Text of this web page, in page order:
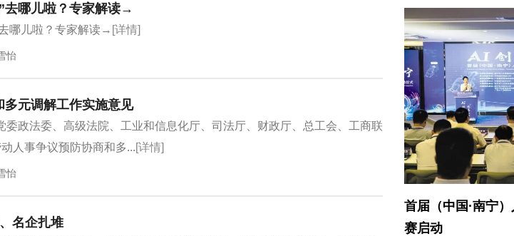
去哪儿啦？专家解读→
去哪儿啦？专家解读→ [详情]
怡
多元调解工作实施意见
委政法委、高级法院、工业和信息化厅、司法厅、财政厅、总工会、工商联
人事争议预防协商和多...[详情]
怡
名企扎堆
首届（中国·南宁
赛启动